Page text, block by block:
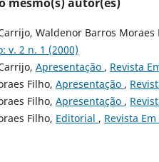
Waldenor Barros Moraes
v. 2 n. 1 (2000)
Apresentação , Revista
Filho, Apresentação ,
Filho, Apresentação ,
Filho, Editorial , Revista